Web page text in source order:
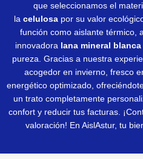
que seleccionamos el
la celulosa por su valor
función como aislante térmico,
innovadora lana mineral blanca
pureza. Gracias a nuestra
acogedor en invierno, fresco
energético optimizado,
un trato completamente
confort y reducir tus facturas.
valoración! En AislAstur, tu